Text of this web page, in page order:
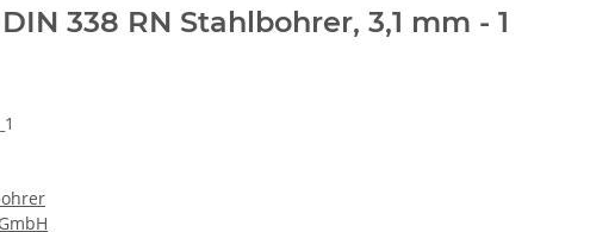
338 RN Stahlbohrer, 3,1 mm - 1